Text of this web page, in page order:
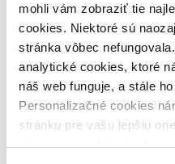
mohli vám zobraziť tie
cookies. Niektoré sú
stránka vôbec
analytické cookies, ktoré
náš web funguje, a stále
Personalizačné cookies
stránku pre vašu lepšiu
nám zas umožňujú
Pridaj sa k nám
Aktuálne ponuky
Výberový proces
Pošlite mi ponuku
Povedali o nás
Projekty
Kampane
Náš labák
Knihy roka